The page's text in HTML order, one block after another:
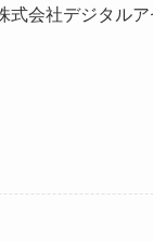
会社デジタル